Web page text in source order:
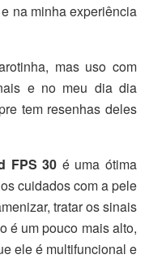
na minha experiência
mas uso com
e no meu dia dia
tem resenhas deles
FPS 30 é uma ótima
cuidados com a pele
tratar os sinais
é um pouco mais alto,
ele é multifuncional e